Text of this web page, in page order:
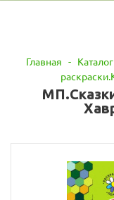
Главная - Каталог